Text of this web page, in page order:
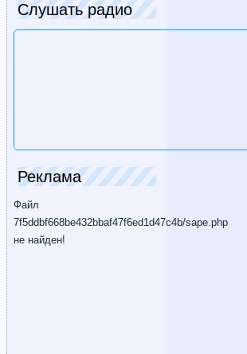
Слушать радио
Реклама
Файл
7f5ddbf668be432bbaf47f6ed1d47c4b/sape.php
не найден!